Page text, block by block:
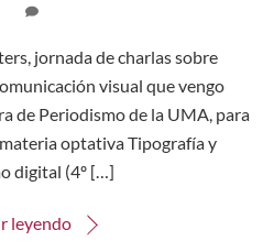
jornada de charlas sobre
visual que vengo
de Periodismo de la UMA, para
optativa Tipografía y
digital (4º […]
leyendo